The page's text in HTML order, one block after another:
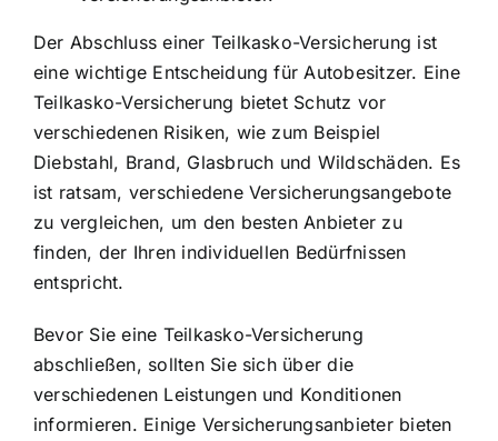
Der Abschluss einer Teilkasko-Versicherung ist
eine wichtige Entscheidung für Autobesitzer. Eine
Teilkasko-Versicherung bietet Schutz vor
verschiedenen Risiken, wie zum Beispiel
Diebstahl, Brand, Glasbruch und Wildschäden. Es
ist ratsam, verschiedene Versicherungsangebote
zu vergleichen, um den besten Anbieter zu
finden, der Ihren individuellen Bedürfnissen
entspricht.
Bevor Sie eine Teilkasko-Versicherung
abschließen, sollten Sie sich über die
verschiedenen Leistungen und Konditionen
informieren. Einige Versicherungsanbieter bieten